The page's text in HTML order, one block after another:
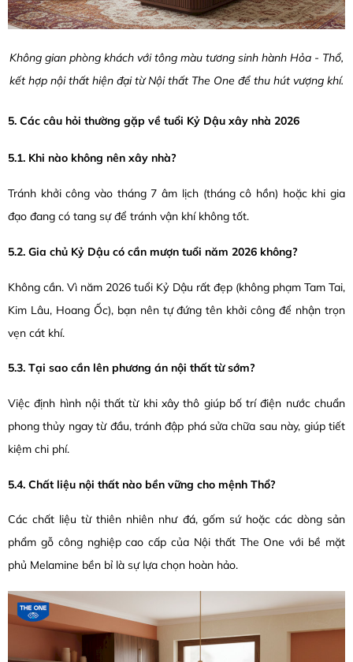
Không gian phòng khách với tông màu tương sinh hành Hỏa - Thổ,
kết hợp nội thất hiện đại từ Nội thất The One để thu hút vượng khí.
5. Các câu hỏi thường gặp về tuổi Kỷ Dậu xây nhà 2026
5.1. Khi nào không nên xây nhà?
Tránh khởi công vào tháng 7 âm lịch (tháng cô hồn) hoặc khi gia
đạo đang có tang sự để tránh vận khí không tốt.
5.2. Gia chủ Kỷ Dậu có cần mượn tuổi năm 2026 không?
Không cần. Vì năm 2026 tuổi Kỷ Dậu rất đẹp (không phạm Tam Tai,
Kim Lâu, Hoang Ốc), bạn nên tự đứng tên khởi công để nhận trọn
vẹn cát khí.
5.3. Tại sao cần lên phương án nội thất từ sớm?
Việc định hình nội thất từ khi xây thô giúp bố trí điện nước chuẩn
phong thủy ngay từ đầu, tránh đập phá sửa chữa sau này, giúp tiết
kiệm chi phí.
5.4. Chất liệu nội thất nào bền vững cho mệnh Thổ?
Các chất liệu từ thiên nhiên như đá, gốm sứ hoặc các dòng sản
phẩm gỗ công nghiệp cao cấp của Nội thất The One với bề mặt
phủ Melamine bền bỉ là sự lựa chọn hoàn hảo.